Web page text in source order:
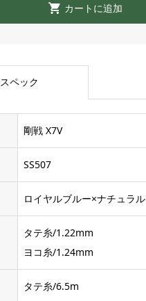
スペック
剛戦 X7V
SS507
ロイヤルブルー×ナチュラル
タテ糸/1.22mm
ヨコ糸/1.24mm
タテ糸/6.5m